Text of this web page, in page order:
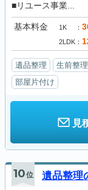
■リユース事業...
基本料金 1K
2LDK
遺品整理 生前整理
部屋片付け
見
10位 遺品整理